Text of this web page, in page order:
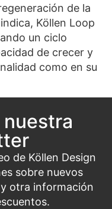
de la
Köllen Loop
un ciclo
de crecer y
como en su
de Köllen Design
sobre nuevos
otra información